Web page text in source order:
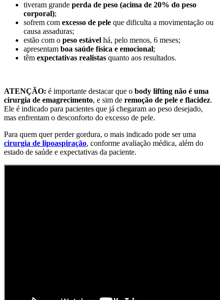
tiveram grande perda de peso (acima de 20% do peso
corporal);
sofrem com excesso de pele que dificulta a movimentação ou
causa assaduras;
estão com o peso estável há, pelo menos, 6 meses;
apresentam boa saúde física e emocional;
têm expectativas realistas quanto aos resultados.
ATENÇÃO: é importante destacar que o body lifting não é uma
cirurgia de emagrecimento, e sim de remoção de pele e flacidez.
Ele é indicado para pacientes que já chegaram ao peso desejado,
mas enfrentam o desconforto do excesso de pele.
Para quem quer perder gordura, o mais indicado pode ser uma
cirurgia de lipoaspiração, conforme avaliação médica, além do
estado de saúde e expectativas da paciente.